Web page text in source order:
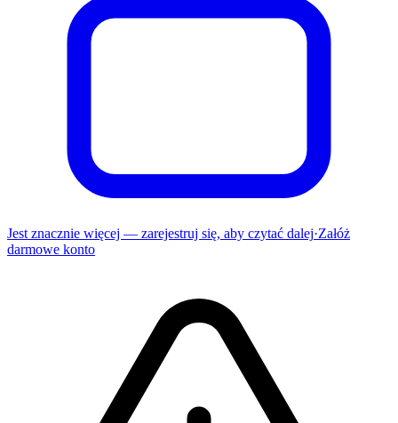
Jest znacznie więcej — zarejestruj się, aby czytać dalej·Załóż
darmowe konto